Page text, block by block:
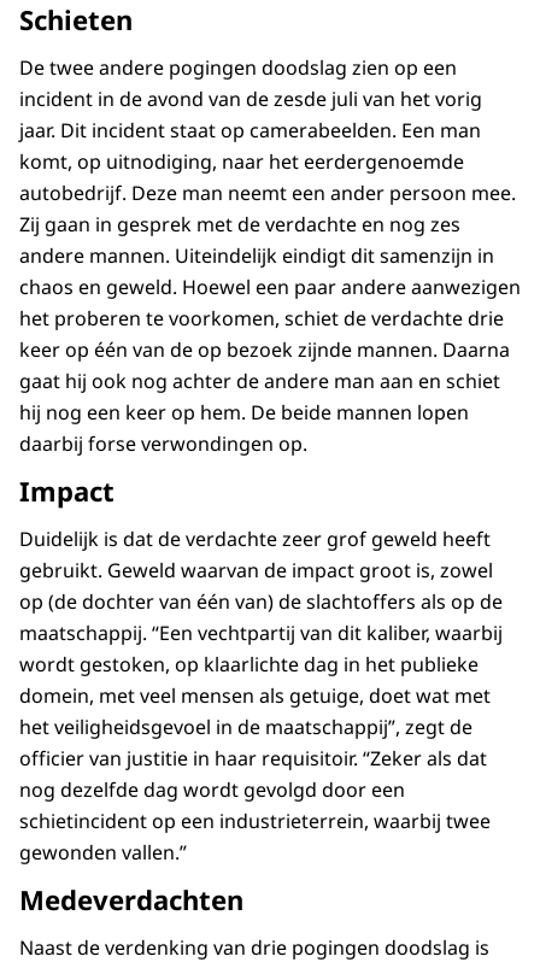
Schieten
De twee andere pogingen doodslag zien op een
incident in de avond van de zesde juli van het vorig
jaar. Dit incident staat op camerabeelden. Een man
komt, op uitnodiging, naar het eerdergenoemde
autobedrijf. Deze man neemt een ander persoon mee.
Zij gaan in gesprek met de verdachte en nog zes
andere mannen. Uiteindelijk eindigt dit samenzijn in
chaos en geweld. Hoewel een paar andere aanwezigen
het proberen te voorkomen, schiet de verdachte drie
keer op één van de op bezoek zijnde mannen. Daarna
gaat hij ook nog achter de andere man aan en schiet
hij nog een keer op hem. De beide mannen lopen
daarbij forse verwondingen op.
Impact
Duidelijk is dat de verdachte zeer grof geweld heeft
gebruikt. Geweld waarvan de impact groot is, zowel
op (de dochter van één van) de slachtoffers als op de
maatschappij. “Een vechtpartij van dit kaliber, waarbij
wordt gestoken, op klaarlichte dag in het publieke
domein, met veel mensen als getuige, doet wat met
het veiligheidsgevoel in de maatschappij”, zegt de
officier van justitie in haar requisitoir. “Zeker als dat
nog dezelfde dag wordt gevolgd door een
schietincident op een industrieterrein, waarbij twee
gewonden vallen.”
Medeverdachten
Naast de verdenking van drie pogingen doodslag is